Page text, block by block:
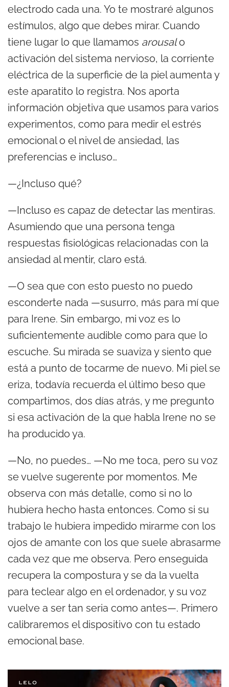
electrodo cada una. Yo te mostraré algunos
estímulos, algo que debes mirar. Cuando
tiene lugar lo que llamamos arousalo
activación del sistema nervioso, la corriente
eléctrica de la superficie de la piel aumenta y
este aparatito lo registra. Nos aporta
información objetiva que usamos para varios
experimentos, como para medir el estrés
emocional o el nivel de ansiedad, las
preferencias e incluso…
—¿Incluso qué?
—Incluso es capaz de detectar las mentiras.
Asumiendo que una persona tenga
respuestas fisiológicas relacionadas con la
ansiedad al mentir, claro está.
—O sea que con esto puesto no puedo
esconderte nada —susurro, más para mí que
para Irene. Sin embargo, mi voz es lo
suficientemente audible como para que lo
escuche. Su mirada se suaviza y siento que
está a punto de tocarme de nuevo. Mi piel se
eriza, todavía recuerda el último beso que
compartimos, dos días atrás, y me pregunto
si esa activación de la que habla Irene no se
ha producido ya.
—No, no puedes… —No me toca, pero su voz
se vuelve sugerente por momentos. Me
observa con más detalle, como si no lo
hubiera hecho hasta entonces. Como si su
trabajo le hubiera impedido mirarme con los
ojos de amante con los que suele abrasarme
cada vez que me observa. Pero enseguida
recupera la compostura y se da la vuelta
para teclear algo en el ordenador, y su voz
vuelve a ser tan seria como antes—. Primero
calibraremos el dispositivo con tu estado
emocional base.